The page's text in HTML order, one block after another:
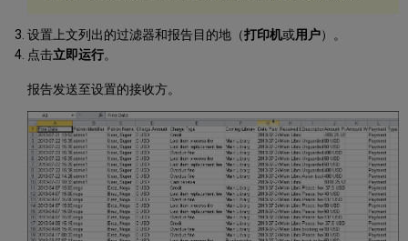
设置上文列出的过滤器和报告目的地（打印机或用户）。
点击立即运行。
报告发送至设置的接收方。